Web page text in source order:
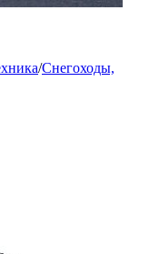
/Снегоходы,